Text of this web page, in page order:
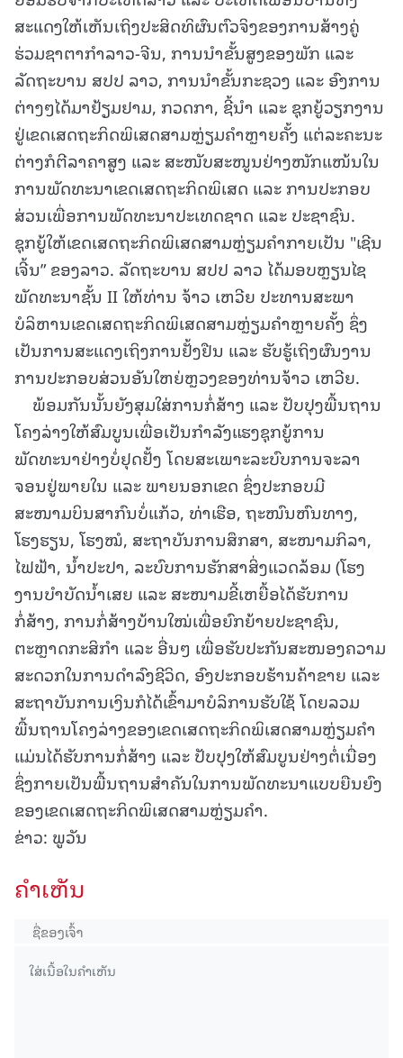
ສະແດງໃຫ້ເຫັນເຖິງປະສິດທິຜົນຕົວຈິງຂອງການສ້າງຄູ່
ຮ່ວມຊາຕາກໍາລາວ-ຈີນ, ການນໍາຂັ້ນສູງຂອງພັກ ແລະ
ລັດຖະບານ ສປປ ລາວ, ການນໍາຂັ້ນກະຊວງ ແລະ ອົງການ
ຕ່າງໆໄດ້ມາຢ້ຽມຢາມ, ກວດກາ, ຊີ້ນໍາ ແລະ ຊຸກຍູ້ວຽກງານ
ຢູ່ເຂດເສດຖະກິດພິເສດສາມຫຼ່ຽມຄໍາຫຼາຍຄັ້ງ ແຕ່ລະຄະນະ
ຕ່າງກໍຕີລາຄາສູງ ແລະ ສະໜັບສະໜູນຢ່າງໜັກແໜ້ນໃນ
ການພັດທະນາເຂດເສດຖະກິດພິເສດ ແລະ ການປະກອບ
ສ່ວນເພື່ອການພັດທະນາປະເທດຊາດ ແລະ ປະຊາຊົນ.
ຊຸກຍູ້ໃຫ້ເຂດເສດຖະກິດພິເສດສາມຫຼ່ຽມຄໍາກາຍເປັນ "ເຊີນ
ເຈີ້ນ” ຂອງລາວ. ລັດຖະບານ ສປປ ລາວ ໄດ້ມອບຫຼຽນໄຊ
ພັດທະນາຊັ້ນ II ໃຫ້ທ່ານ ຈ້າວ ເຫວີຍ ປະທານສະພາ
ບໍລິຫານເຂດເສດຖະກິດພິເສດສາມຫຼ່ຽມຄໍາຫຼາຍຄັ້ງ ຊຶ່ງ
ເປັນການສະແດງເຖິງການຢັ້ງຢືນ ແລະ ຮັບຮູ້ເຖິງຜົນງານ
ການປະກອບສ່ວນອັນໃຫຍ່ຫຼວງຂອງທ່ານຈ້າວ ເຫວີຍ.
ພ້ອມກັນນັ້ນຍັງສຸມໃສ່ການກໍ່ສ້າງ ແລະ ປັບປຸງພື້ນຖານ
ໂຄງລ່າງໃຫ້ສົມບູນເພື່ອເປັນກຳລັງແຮງຊຸກຍູ້ການ
ພັດທະນາຢ່າງບໍ່ຢຸດຢັ້ງ ໂດຍສະເພາະລະບົບການຈະລາ
ຈອນຢູ່ພາຍໃນ ແລະ ພາຍນອກເຂດ ຊຶ່ງປະກອບມີ
ສະໜາມບິນສາກົນບໍ່ແກ້ວ, ທ່າເຮືອ, ຖະໜົນຫົນທາງ,
ໂຮງຮຽນ, ໂຮງໝໍ, ສະຖາບັນການສຶກສາ, ສະໜາມກິລາ,
ໄຟຟ້າ, ນໍ້າປະປາ, ລະບົບການຮັກສາສິ່ງແວດລ້ອມ (ໂຮງ
ງານບໍາບັດນໍ້າເສຍ ແລະ ສະໜາມຂີ້ເຫຍື້ອໄດ້ຮັບການ
ກໍ່ສ້າງ, ການກໍ່ສ້າງບ້ານໃໝ່ເພື່ອຍົກຍ້າຍປະຊາຊົນ,
ຕະຫຼາດກະສິກຳ ແລະ ອື່ນໆ ເພື່ອຮັບປະກັນສະໜອງຄວາມ
ສະດວກໃນການດຳລົງຊີວິດ, ອົງປະກອບຮ້ານຄ້າຂາຍ ແລະ
ສະຖາບັນການເງິນກໍໄດ້ເຂົ້າມາບໍລິການຮັບໃຊ້ ໂດຍລວມ
ພື້ນຖານໂຄງລ່າງຂອງເຂດເສດຖະກິດພິເສດສາມຫຼ່ຽມຄຳ
ແມ່ນໄດ້ຮັບການກໍ່ສ້າງ ແລະ ປັບປຸງໃຫ້ສົມບູນຢ່າງຕໍ່ເນື່ອງ
ຊຶ່ງກາຍເປັນພື້ນຖານສຳຄັນໃນການພັດທະນາແບບຍືນຍົງ
ຂອງເຂດເສດຖະກິດພິເສດສາມຫຼ່ຽມຄຳ.
ຂ່າວ: ພູວັນ
ຄໍາເຫັນ